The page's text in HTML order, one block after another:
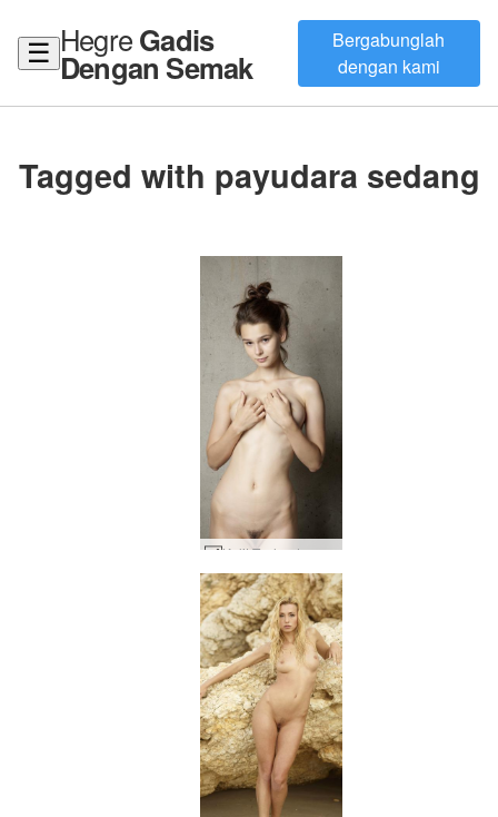
☰ HegreGadis
Dengan Semak
Bergabunglah
dengan kami
Tagged with payudara sedang
Kulit Tasha dan beton #10